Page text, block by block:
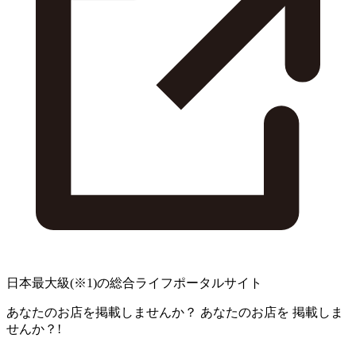
日本最大級(※1)の総合ライフポータルサイト
あなたのお店を掲載しませんか？ あなたのお店を 掲載しま
せんか？!